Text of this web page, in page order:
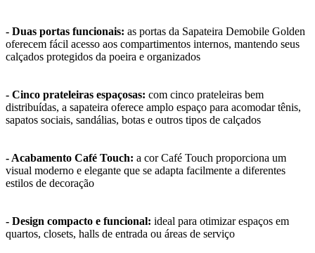
- Duas portas funcionais: as portas da Sapateira Demobile Golden
oferecem fácil acesso aos compartimentos internos, mantendo seus
calçados protegidos da poeira e organizados
- Cinco prateleiras espaçosas: com cinco prateleiras bem
distribuídas, a sapateira oferece amplo espaço para acomodar tênis,
sapatos sociais, sandálias, botas e outros tipos de calçados
- Acabamento Café Touch: a cor Café Touch proporciona um
visual moderno e elegante que se adapta facilmente a diferentes
estilos de decoração
- Design compacto e funcional: ideal para otimizar espaços em
quartos, closets, halls de entrada ou áreas de serviço